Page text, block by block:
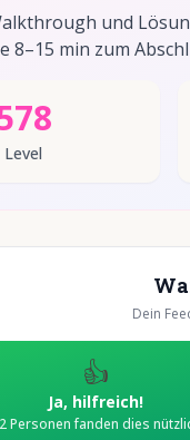
und
8–15 min zum
Level
Dein
👍
Ja, hilfreich!
Personen fanden dies